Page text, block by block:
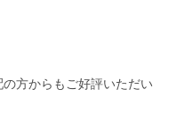
方からもご好評いただい